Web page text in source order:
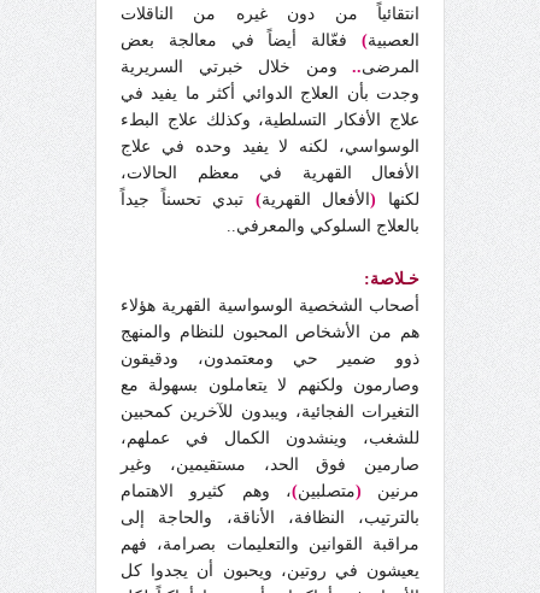
انتقائياً من دون غيره من الناقلات
العصبية) فعّالة أيضاً في معالجة بعض
المرضى.. ومن خلال خبرتي السريرية
وجدت بأن العلاج الدوائي أكثر ما يفيد في
علاج الأفكار التسلطية، وكذلك علاج البطء
الوسواسي، لكنه لا يفيد وحده في علاج
الأفعال القهرية في معظم الحالات،
لكنها (الأفعال القهرية) تبدي تحسناً جيداً
بالعلاج السلوكي والمعرفي..
خـلاصة:
أصحاب الشخصية الوسواسية القهرية هؤلاء
هم من الأشخاص المحبون للنظام والمنهج
ذوو ضمير حي ومعتمدون، ودقيقون
وصارمون ولكنهم لا يتعاملون بسهولة مع
التغيرات الفجائية، ويبدون للآخرين كمحبين
للشغب، وينشدون الكمال في عملهم،
صارمين فوق الحد، مستقيمين، وغير
مرنين (متصلبين)، وهم كثيرو الاهتمام
بالترتيب، النظافة، الأناقة، والحاجة إلى
مراقبة القوانين والتعليمات بصرامة، فهم
يعيشون في روتين، ويحبون أن يجدوا كل